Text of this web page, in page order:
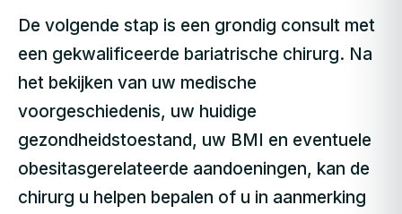
De volgende stap is een grondig consult met
een gekwalificeerde bariatrische chirurg. Na
het bekijken van uw medische
voorgeschiedenis, uw huidige
gezondheidstoestand, uw BMI en eventuele
obesitasgerelateerde aandoeningen, kan de
chirurg u helpen bepalen of u in aanmerking